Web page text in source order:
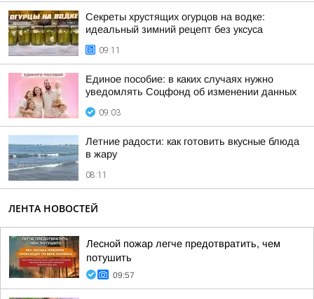
Секреты хрустящих огурцов на водке:
идеальный зимний рецепт без уксуса
09:11
Единое пособие: в каких случаях нужно
уведомлять Соцфонд об изменении данных
09:03
Летние радости: как готовить вкусные блюда
в жару
08:11
ЛЕНТА НОВОСТЕЙ
Лесной пожар легче предотвратить, чем
потушить
09:57